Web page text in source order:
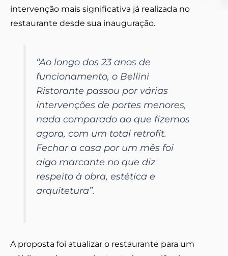
intervenção mais significativa já realizada no
restaurante desde sua inauguração.
“Ao longo dos 23 anos de
funcionamento, o Bellini
Ristorante passou por várias
intervenções de portes menores,
nada comparado ao que fizemos
agora, com um total retrofit.
Fechar a casa por um mês foi
algo marcante no que diz
respeito à obra, estética e
arquitetura”.
A proposta foi atualizar o restaurante para um